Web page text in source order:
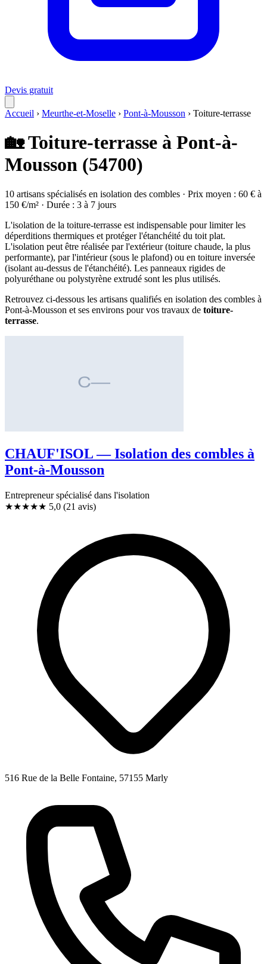
Devis gratuit
Accueil › Meurthe-et-Moselle › Pont-à-Mousson › Toiture-terrasse
🏡 Toiture-terrasse à Pont-à-
Mousson (54700)
10 artisans spécialisés en isolation des combles · Prix moyen : 60 € à
150 €/m² · Durée : 3 à 7 jours
L'isolation de la toiture-terrasse est indispensable pour limiter les
déperditions thermiques et protéger l'étanchéité du toit plat.
L'isolation peut être réalisée par l'extérieur (toiture chaude, la plus
performante), par l'intérieur (sous le plafond) ou en toiture inversée
(isolant au-dessus de l'étanchéité). Les panneaux rigides de
polyuréthane ou polystyrène extrudé sont les plus utilisés.
Retrouvez ci-dessous les artisans qualifiés en isolation des combles à
Pont-à-Mousson et ses environs pour vos travaux de toiture-
terrasse.
CHAUF'ISOL — Isolation des combles à
Pont-à-Mousson
Entrepreneur spécialisé dans l'isolation
★★★★★ 5,0 (21 avis)
516 Rue de la Belle Fontaine, 57155 Marly